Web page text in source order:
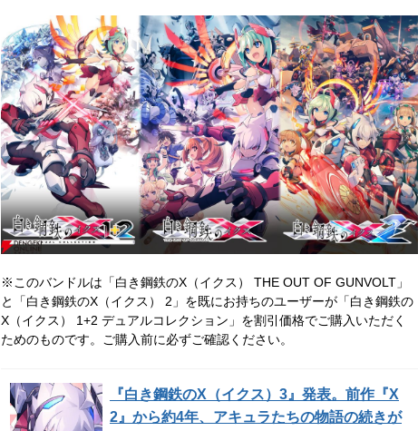
※このバンドルは「白き鋼鉄のX（イクス） THE OUT OF GUNVOLT」
と「白き鋼鉄のX（イクス） 2」を既にお持ちのユーザーが「白き鋼鉄の
X（イクス） 1+2 デュアルコレクション」を割引価格でご購入いただく
ためのものです。ご購入前に必ずご確認ください。
『白き鋼鉄のX（イクス）3』発表。前作『X
2』から約4年、アキュラたちの物語の続きが